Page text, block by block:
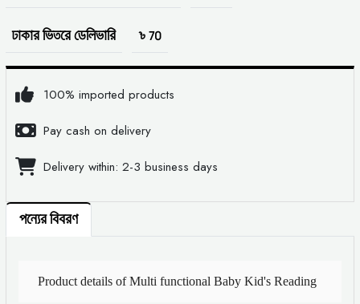
ঢাকার ভিতরে ডেলিভারি ৳ 70
100% imported products
Pay cash on delivery
Delivery within: 2-3 business days
পন্যের বিবরণ
Product details of Multi functional Baby Kid's Reading